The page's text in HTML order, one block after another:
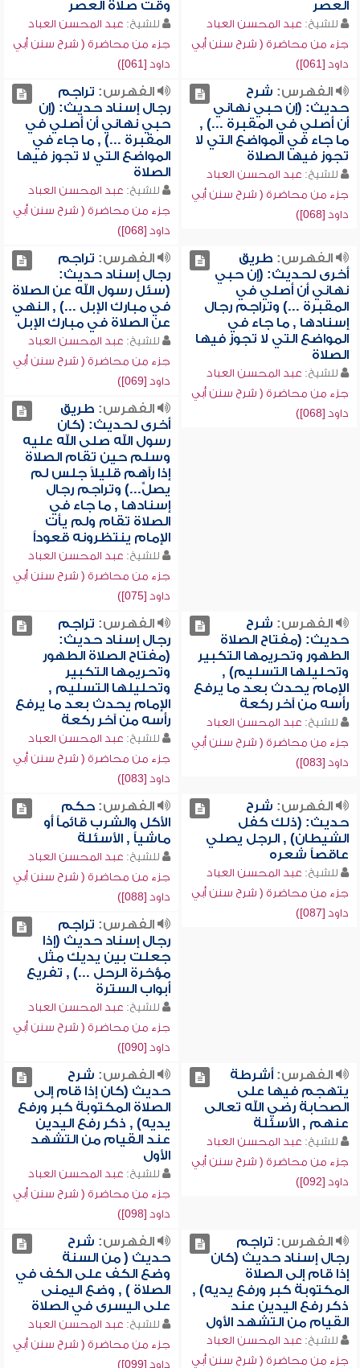
العصر
للشيخ: عبد المحسن العباد
جزء من محاضرة ( شرح سنن أبي
داود [061])
وقت صلاة العصر
للشيخ: عبد المحسن العباد
جزء من محاضرة ( شرح سنن أبي
داود [061])
الفهرس: شرح
حديث: (إن حبي نهاني
أن أصلي في المقبرة ...) ,
ما جاء في المواضع التي لا
تجوز فيها الصلاة
للشيخ: عبد المحسن العباد
جزء من محاضرة ( شرح سنن أبي
داود [068])
الفهرس: تراجم
رجال إسناد حديث: (إن
حبي نهاني أن أصلي في
المقبرة ...) , ما جاء في
المواضع التي لا تجوز فيها
الصلاة
للشيخ: عبد المحسن العباد
جزء من محاضرة ( شرح سنن أبي
داود [068])
الفهرس: طريق
أخرى لحديث: (إن حبي
نهاني أن أصلي في
المقبرة ...) وتراجم رجال
إسنادها , ما جاء في
المواضع التي لا تجوز فيها
الصلاة
للشيخ: عبد المحسن العباد
جزء من محاضرة ( شرح سنن أبي
داود [068])
الفهرس: تراجم
رجال إسناد حديث:
(سئل رسول الله عن الصلاة
في مبارك الإبل ...) , النهي
عن الصلاة في مبارك الإبل
للشيخ: عبد المحسن العباد
جزء من محاضرة ( شرح سنن أبي
داود [069])
الفهرس: طريق
أخرى لحديث: (كان
رسول الله صلى الله عليه
وسلم حين تقام الصلاة
إذا رآهم قليلاً جلس لم
يصلِّ...) وتراجم رجال
إسنادها , ما جاء في
الصلاة تقام ولم يأت
الإمام ينتظرونه قعوداً
للشيخ: عبد المحسن العباد
جزء من محاضرة ( شرح سنن أبي
داود [075])
الفهرس: شرح
حديث: (مفتاح الصلاة
الطهور وتحريمها التكبير
وتحليلها التسليم) ,
الإمام يحدث بعد ما يرفع
رأسه من آخر ركعة
للشيخ: عبد المحسن العباد
جزء من محاضرة ( شرح سنن أبي
داود [083])
الفهرس: تراجم
رجال إسناد حديث:
(مفتاح الصلاة الطهور
وتحريمها التكبير
وتحليلها التسليم ,
الإمام يحدث بعد ما يرفع
رأسه من آخر ركعة
للشيخ: عبد المحسن العباد
جزء من محاضرة ( شرح سنن أبي
داود [083])
الفهرس: شرح
حديث: (ذلك كفل
الشيطان) , الرجل يصلي
عاقصاً شعره
للشيخ: عبد المحسن العباد
جزء من محاضرة ( شرح سنن أبي
داود [087])
الفهرس:حكم
الأكل والشرب قائماً أو
ماشياً , الأسئلة
للشيخ: عبد المحسن العباد
جزء من محاضرة ( شرح سنن أبي
داود [088])
الفهرس: تراجم
رجال إسناد حديث (إذا
جعلت بين يديك مثل
مؤخرة الرحل ...) , تفريع
أبواب السترة
للشيخ: عبد المحسن العباد
جزء من محاضرة ( شرح سنن أبي
داود [090])
الفهرس:أشرطة
يتهجم فيها على
الصحابة رضي الله تعالى
عنهم , الأسئلة
للشيخ: عبد المحسن العباد
جزء من محاضرة ( شرح سنن أبي
داود [092])
الفهرس: شرح
حديث (كان إذا قام إلى
الصلاة المكتوبة كبر ورفع
يديه) , ذكر رفع اليدين
عند القيام من التشهد
الأول
للشيخ: عبد المحسن العباد
جزء من محاضرة ( شرح سنن أبي
داود [098])
الفهرس: تراجم
رجال إسناد حديث (كان
إذا قام إلى الصلاة
المكتوبة كبر ورفع يديه) ,
ذكر رفع اليدين عند
القيام من التشهد الأول
للشيخ: عبد المحسن العباد
جزء من محاضرة ( شرح سنن أبي
الفهرس: شرح
حديث ( من السنة
وضع الكف على الكف في
الصلاة ) , وضع اليمنى
على اليسرى في الصلاة
للشيخ: عبد المحسن العباد
جزء من محاضرة ( شرح سنن أبي
داود [099])